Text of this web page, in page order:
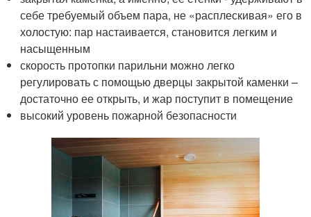
себе требуемый объем пара, не «расплескивая» его в
холостую: пар настаивается, становится легким и
насыщенным
скорость протопки парильни можно легко
регулировать с помощью дверцы закрытой каменки –
достаточно ее открыть, и жар поступит в помещение
высокий уровень пожарной безопасности